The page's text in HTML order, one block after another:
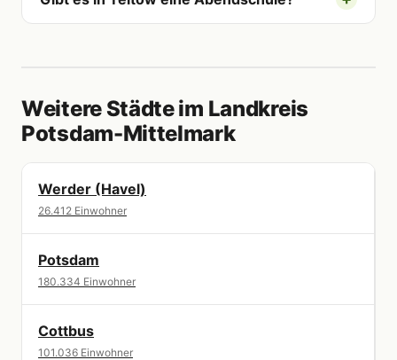
Weitere Städte im Landkreis
Potsdam-Mittelmark
Werder (Havel)
26.412 Einwohner
Potsdam
180.334 Einwohner
Cottbus
101.036 Einwohner